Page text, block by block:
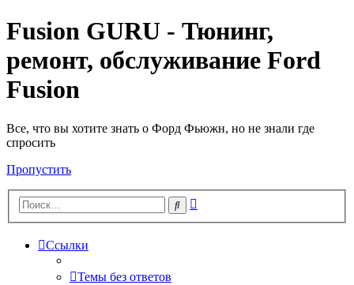
Fusion GURU - Тюнинг,
ремонт, обслуживание Ford
Fusion
Все, что вы хотите знать о Форд Фьюжн, но не знали где
спросить
Пропустить
Поиск
Ссылки
Темы без ответов